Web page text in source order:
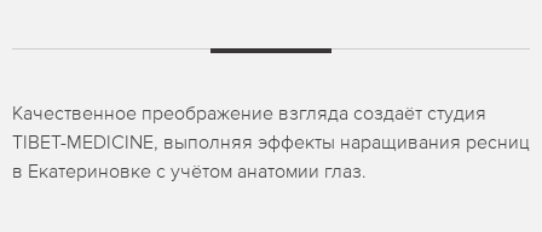
Качественное преображение взгляда создаёт студия
TIBET-MEDICINE, выполняя эффекты наращивания ресниц
в Екатериновке с учётом анатомии глаз.